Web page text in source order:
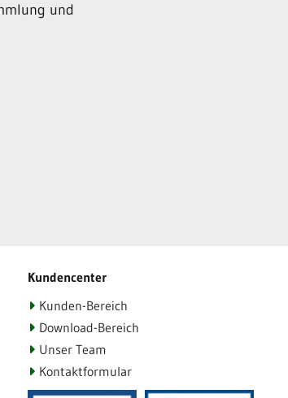
und
Kundencenter
Kunden-Bereich
Download-Bereich
Unser Team
Kontaktformular